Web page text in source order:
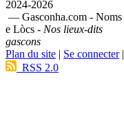
2024-2026
— Gasconha.com - Noms
e Lòcs - Nos lieux-dits
gascons
Plan du site | Se connecter|
RSS 2.0